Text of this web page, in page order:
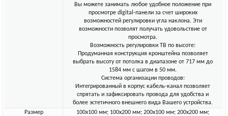
Вы можете занимать любое удобное положение при
просмотре digital-панели за счет широких
возможностей регулировки угла наклона. Эти
возможности позволят получать удовольствие от
просмотра.
Возможность регулировки ТВ по высоте:
Продуманная конструкция кронштейна позволяет
выбрать высоту от потолка в диапазоне от 717 мм до
1584 мм с шагом в 50 мм.
Система организации проводов:
Интегрированный в корпус кабель-канал позволяет
спрятать и зафиксировать провода для удобства и
более эстетичного внешнего вида Вашего устройства.
Размер
100x100 мм; 100x200 мм; 200x100 мм; 200x200 мм;